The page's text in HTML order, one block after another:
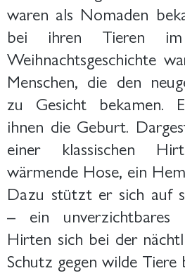
waren als Nomaden
bei ihren Tieren
Weihnachtsgeschichte
Menschen, die den
zu Gesicht bekamen.
ihnen die Geburt.
einer klassischen
wärmende Hose, ein
Dazu stützt er sich auf
– ein
Hirten sich bei der
Schutz gegen wilde Tiere